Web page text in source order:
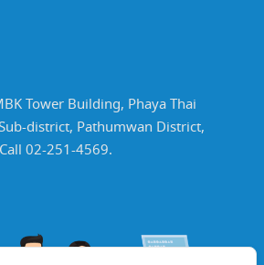
Tower Building, Phaya Thai
district, Pathumwan District,
02-251-4569.